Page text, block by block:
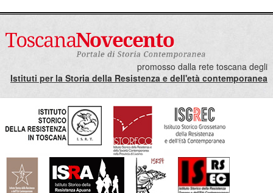
promosso dalla rete toscana degli
Istituti per la Storia della Resistenza e dell'età contemporanea